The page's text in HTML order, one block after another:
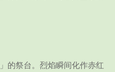
祭台。烈焰瞬间化作赤红